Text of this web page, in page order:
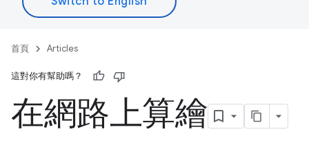
首頁 Articles
這對你有幫助嗎？
在網路上算繪